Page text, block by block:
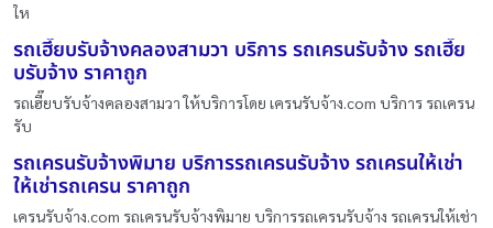
ให
รถเฮี๊ยบรับจ้างคลองสามวา บริการ รถเครนรับจ้าง รถเฮี๊ย
บรับจ้าง ราคาถูก
รถเฮี๊ยบรับจ้างคลองสามวา ให้บริการโดย เครนรับจ้าง.com บริการ รถเครน
รับ
รถเครนรับจ้างพิมาย บริการรถเครนรับจ้าง รถเครนให้เช่า
ให้เช่ารถเครน ราคาถูก
เครนรับจ้าง.com รถเครนรับจ้างพิมาย บริการรถเครนรับจ้าง รถเครนให้เช่า